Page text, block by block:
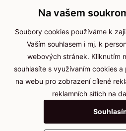
+420 736
Po - pá: 8:00
info@jma-
Důležité
Ochrana
Cookies
Na vašem
Soubory cookies používáme k
Vaším souhlasem i mj. k
webových stránek. Kliknutím
souhlasíte s využívaním cookies
na webu pro zobrazení cílené
reklamních sítích na